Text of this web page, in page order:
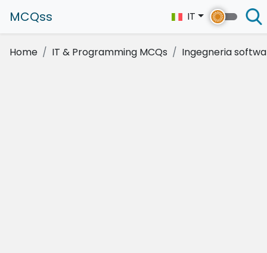
MCQss IT
Home IT & Programming MCQs Ingegneria